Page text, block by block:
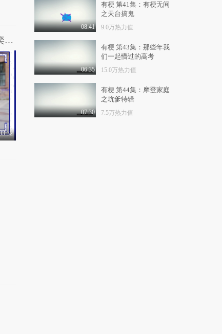
08:41
有梗 第41集：有梗无间
之天台搞鬼
9.0万热力值
06:35
有梗 第43集：那些年我
们一起懵过的高考
15.0万热力值
07:30
有梗 第44集：摩登家庭
之坑爹特辑
7.5万热力值
路人吐槽华语乐坛那些像废话的歌词，陈奕迅和林宥嘉纷纷躺枪！